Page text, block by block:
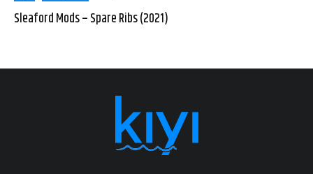
Sleaford Mods – Spare Ribs (2021)